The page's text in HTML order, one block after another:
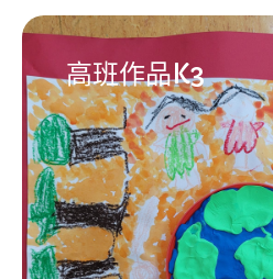
高班作品K3